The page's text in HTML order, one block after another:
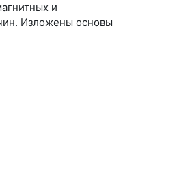
и
Изложены основы